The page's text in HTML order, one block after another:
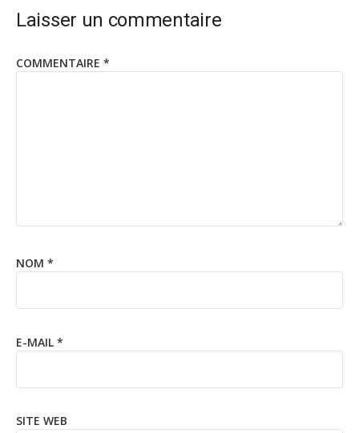
Laisser un commentaire
COMMENTAIRE *
NOM *
E-MAIL *
SITE WEB